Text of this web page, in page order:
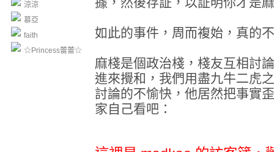
涼涼
慕亞
faith
☆Princess蕾蕾☆
如此的事件，周而複始，真的
麻棧是個政治棧，棧友互相討
進來攪和，我們用盡九牛二虎
討論的不愉快，他居然把事實
家自己看吧：